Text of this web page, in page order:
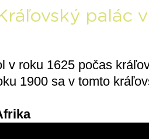
palác
v roku 1625 počas
1900 sa v tomto